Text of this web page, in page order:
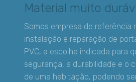
Material muito
Somos empresa de referência
instalação e reparação de
PVC, a escolha indicada para
segurança, a durabilidade e o
de uma habitação, podendo